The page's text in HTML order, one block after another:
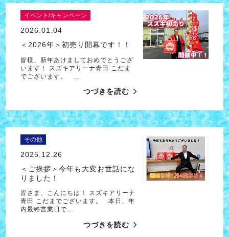
イベント/キャンペーン
2026.01.04
＜2026年＞初売り開幕です！！
皆様、新年あけましておめでとうござ
います！ スズキアリーナ青田 こだま
でございます。 …
つづきを読む
その他
2025.12.26
＜ご挨拶＞今年も大変お世話にな
りました！
皆さま、こんにちは！ スズキアリーナ
青田 こだまでございます。 本日、年
内最終営業日で…
つづきを読む